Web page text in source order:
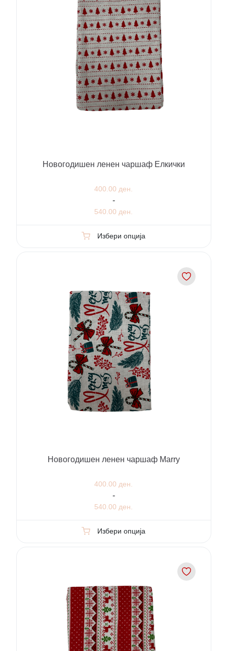
Новогодишен ленен чаршаф Елкички
400.00 ден.
-
540.00 ден.
Избери опција
Новогодишен ленен чаршаф Marry
400.00 ден.
-
540.00 ден.
Избери опција